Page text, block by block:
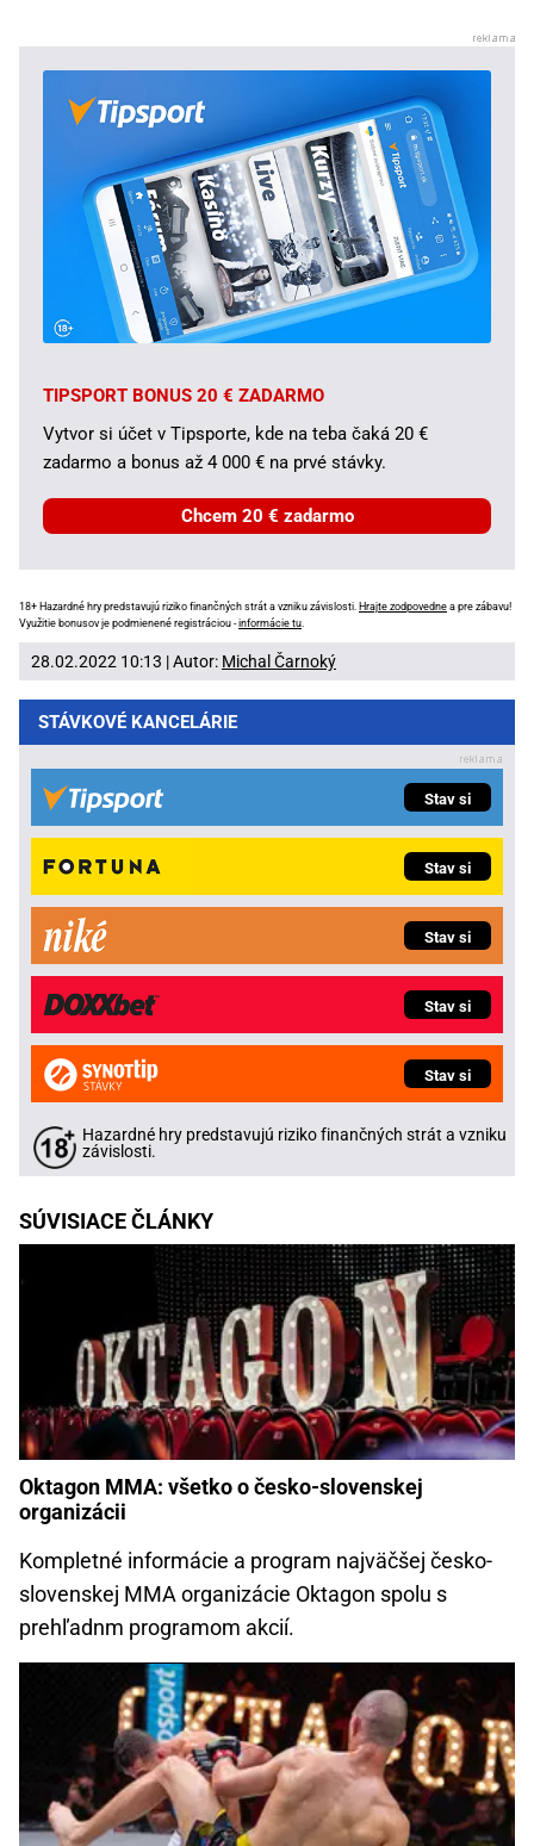
TIPSPORT BONUS 20 € ZADARMO
Vytvor si účet v Tipsporte, kde na teba čaká 20 €
zadarmo a bonus až 4 000 € na prvé stávky.
Chcem 20 € zadarmo
18+ Hazardné hry predstavujú riziko finančných strát a vzniku závislosti. Hrajte zodpovedne a pre zábavu!
Využitie bonusov je podmienené registráciou -informácie tu.
28.02.2022 10:13 | Autor: Michal Čarnoký
STÁVKOVÉ KANCELÁRIE
Stav si
Stav si
Stav si
Stav si
Stav si
Hazardné hry predstavujú riziko finančných strát a vzniku
závislosti.
SÚVISIACE ČLÁNKY
Oktagon MMA: všetko o česko-slovenskej
organizácii
Kompletné informácie a program najväčšej česko-
slovenskej MMA organizácie Oktagon spolu s
prehľadnm programom akcií.